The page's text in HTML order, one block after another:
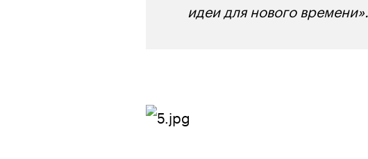
идеи для нового времени».